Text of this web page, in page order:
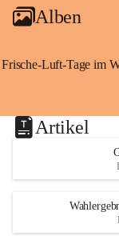
Alben
Frische-Luft-Tage im
Artikel